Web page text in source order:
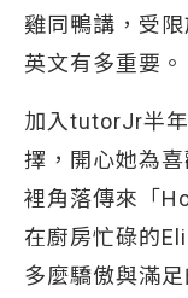
雞同鴨講，受
英文有多重要。
加入tutorJr半
擇，開心她為
裡角落傳來「
在廚房忙碌的
多麼驕傲與滿足